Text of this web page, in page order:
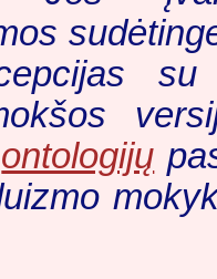
su
ontologijų